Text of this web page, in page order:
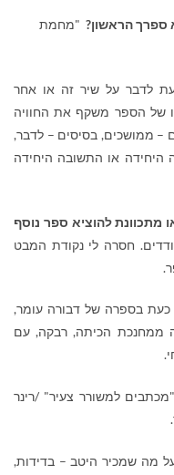
ספרך הראשון? "מחמת
לדבר על שיר זה או אחר
של הספר משקף את החוויה
– ממושכים, בסיסים – לדבר,
היחידה או התשובה היחידה
להוציא ספר נוסף
חסרה לי נקודת המבט
כעת בספרה של דבורה עומר,
ממחנכת הכיתה, רבקה, עם
"מכתבים למשורר צעיר" /רינר
מה שמכיר היטב – בדידות,